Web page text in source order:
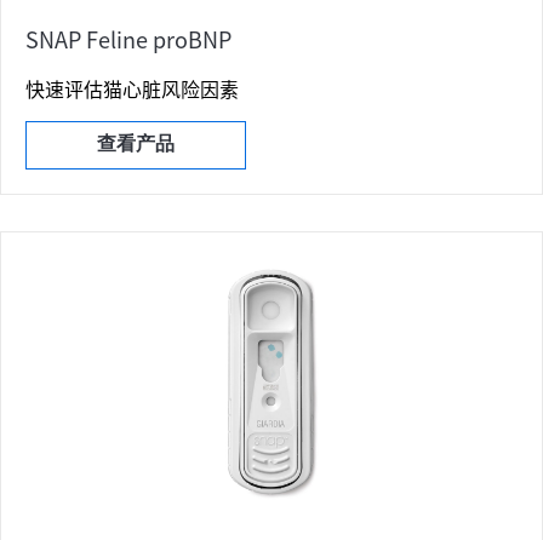
SNAP Feline proBNP
快速评估猫心脏风险因素
查看产品